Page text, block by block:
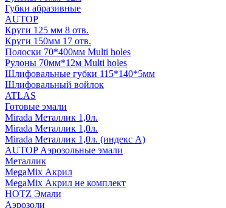
Губки абразивные
AUTOP
Круги 125 мм 8 отв.
Круги 150мм 17 отв.
Полоски 70*400мм Multi holes
Рулоны 70мм*12м Multi holes
Шлифовальные губки 115*140*5мм
Шлифовальный войлок
ATLAS
Готовые эмали
Mirada Металлик 1,0л.
Mirada Металлик 1,0л.
Mirada Металлик 1,0л. (индекс А)
AUTOP Аэрозольные эмали
Металлик
MegaMix Акрил
MegaMix Акрил не комплект
HOTZ Эмали
Аэрозоли